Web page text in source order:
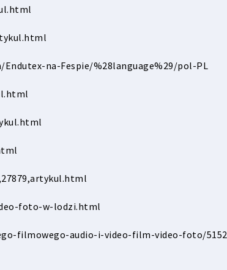
na-Fespie/%28language%29/pol-PL
foto-w-lodzi.html
filmowego-audio-i-video-film-video-foto/